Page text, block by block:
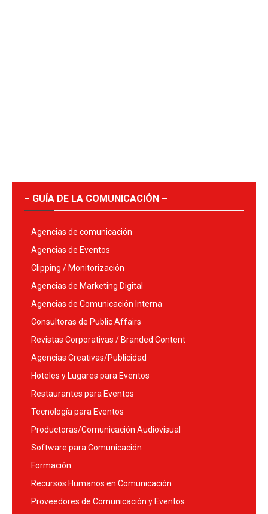
– GUÍA DE LA COMUNICACIÓN –
Agencias de comunicación
Agencias de Eventos
Clipping / Monitorización
Agencias de Marketing Digital
Agencias de Comunicación Interna
Consultoras de Public Affairs
Revistas Corporativas / Branded Content
Agencias Creativas/Publicidad
Hoteles y Lugares para Eventos
Restaurantes para Eventos
Tecnología para Eventos
Productoras/Comunicación Audiovisual
Software para Comunicación
Formación
Recursos Humanos en Comunicación
Proveedores de Comunicación y Eventos